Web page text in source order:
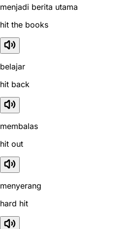
menjadi berita utama
hit the books
belajar
hit back
membalas
hit out
menyerang
hard hit